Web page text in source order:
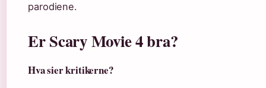
parodiene.
Er Scary Movie 4 bra?
Hva sier kritikerne?